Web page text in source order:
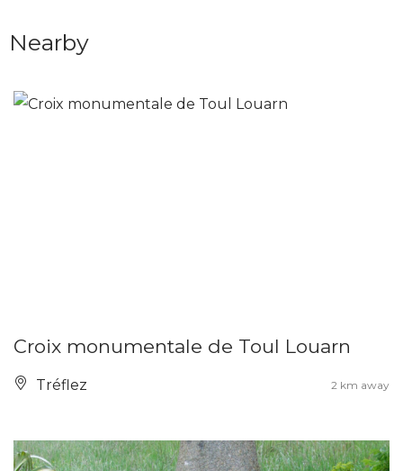
Nearby
Croix monumentale de Toul Louarn
Tréflez 2 km away